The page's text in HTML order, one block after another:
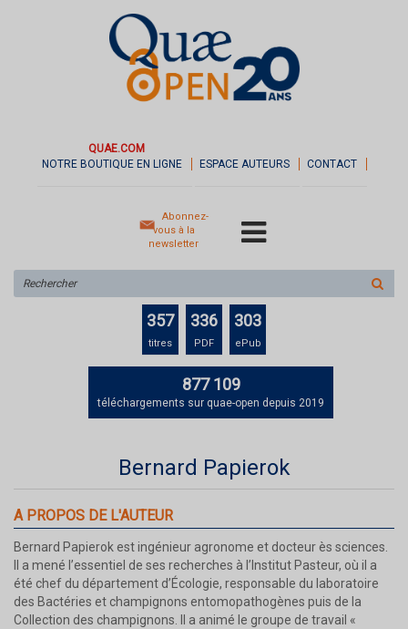
QUAE.COM
NOTRE BOUTIQUE EN LIGNE
ESPACE AUTEURS CONTACT
Abonnez-
vous à la
newsletter
sur
le
357
titres
336
PDF
303
ePub
877 109
téléchargements sur quae-open depuis 2019
Bernard Papierok
A PROPOS DE L'AUTEUR
Bernard Papierok est ingénieur agronome et docteur ès sciences.
Il a mené l’essentiel de ses recherches à l’Institut Pasteur, où il a
été chef du département d’Écologie, responsable du laboratoire
des Bactéries et champignons entomopathogènes puis de la
Collection des champignons. Il a animé le groupe de travail «